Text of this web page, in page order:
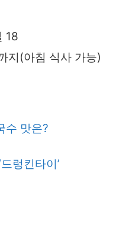
18
지(아침 식사 가능)
수 맛은?
렁킨타이’